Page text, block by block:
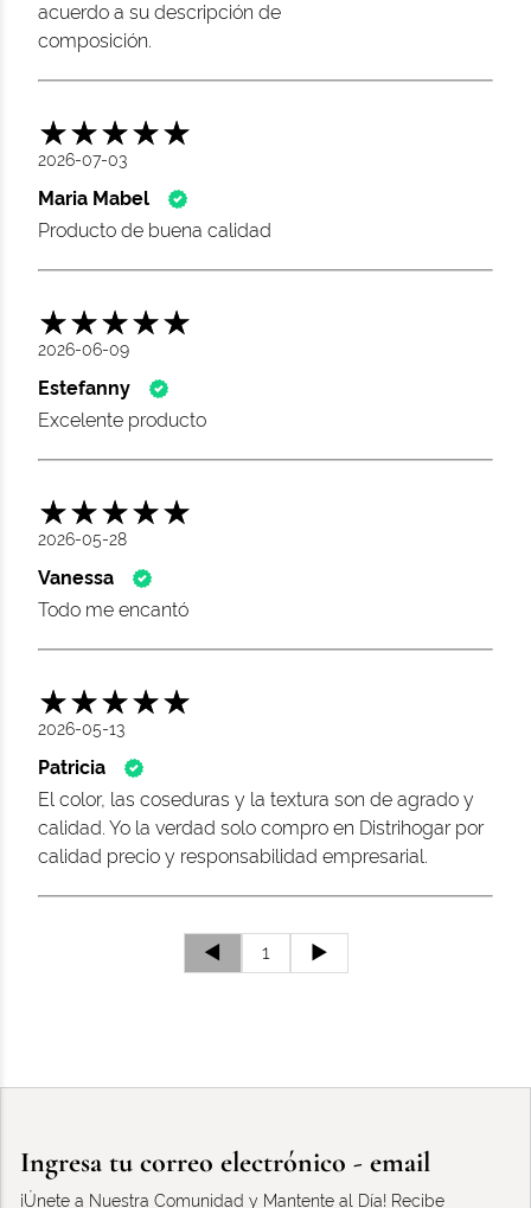
acuerdo a su descripción de
composición.
2026-07-03
Maria Mabel
Producto de buena calidad
2026-06-09
Estefanny
Excelente producto
2026-05-28
Vanessa
Todo me encantó
2026-05-13
Patricia
El color, las coseduras y la textura son de agrado y
calidad. Yo la verdad solo compro en Distrihogar por
calidad precio y responsabilidad empresarial.
◄ 1 ►
Ingresa tu correo electrónico - email
¡Únete a Nuestra Comunidad y Mantente al Día! Recibe